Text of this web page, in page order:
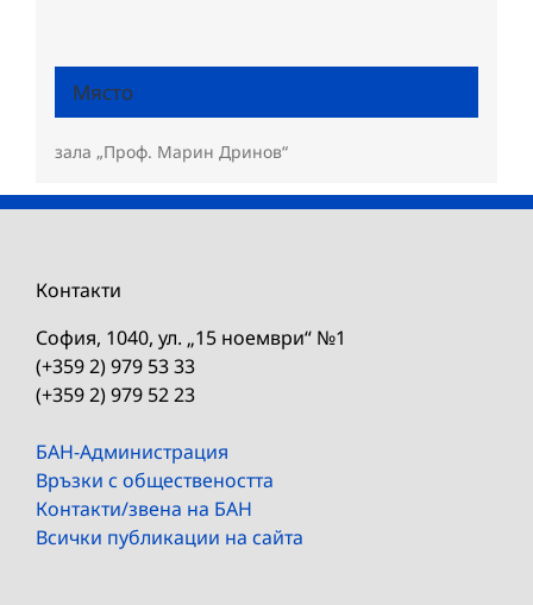
Място
зала „Проф. Марин Дринов“
Контакти
София, 1040, ул. „15 ноември“ №1
(+359 2) 979 53 33
(+359 2) 979 52 23
БАН-Администрация
Връзки с обществеността
Контакти/звена на БАН
Всички публикации на сайта